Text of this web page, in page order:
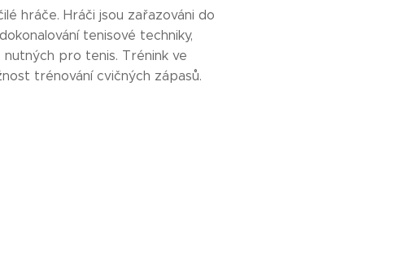
hráče. Hráči jsou zařazováni do
tenisové techniky,
pro tenis. Trénink ve
trénování cvičných zápasů.